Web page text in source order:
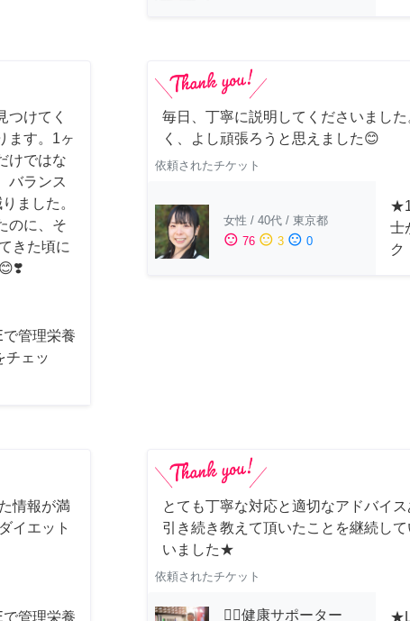
つけてく
ます。1ヶ
けではな
バランス
ました。
のに、そ
きた頃に
管理栄養
チェッ
毎日、丁寧に説明してくださいまし
く、よし頑張ろうと思えました😊
依頼されたチケット
女性 / 40代 / 東京都
sentiment_satisfied 76 sentiment_neutral 3 sentiment_dissatisfied 0
士
ク
情報が満
イエット
管理栄養
とても丁寧な対応と適切なアドバイ
引き続き教えて頂いたことを継続し
いました★
依頼されたチケット
🏋️‍♂️健康サポーター